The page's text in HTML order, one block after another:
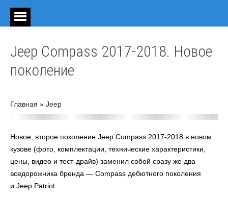
Jeep Compass 2017-2018. Новое
поколение
Главная » Jeep
Новое, второе поколение Jeep Compass 2017-2018 в новом
кузове (фото, комплектации, технические характеристики,
цены, видео и тест-драйв) заменил собой сразу же два
вседорожника бренда — Compass дебютного поколения
и Jeep Patriot.